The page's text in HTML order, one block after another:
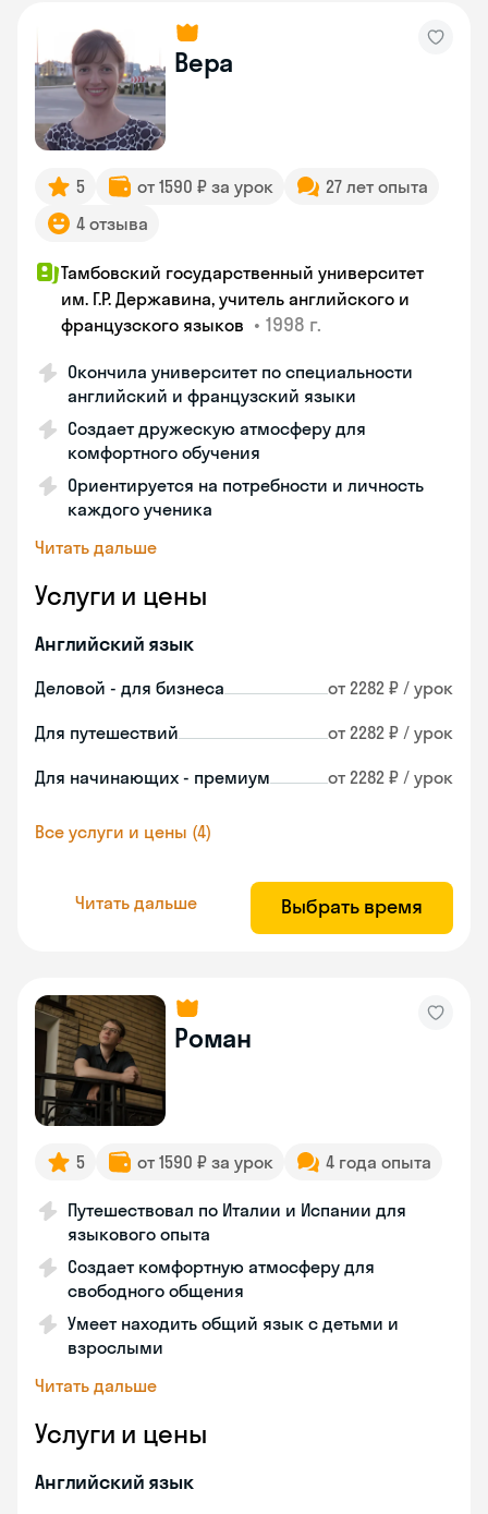
Вера
5 от 1590 ₽ за урок
27 лет опыта
4 отзыва
Тамбовский государственный университет
им. Г.Р. Державина, учитель английского и
французского языков • 1998 г.
Окончила университет по специальности
английский и французский языки
Создает дружескую атмосферу для
комфортного обучения
Ориентируется на потребности и личность
каждого ученика
Читать дальше
Услуги и цены
Английский язык
Деловой - для бизнеса от 2282 ₽ / урок
Для путешествий от 2282 ₽ / урок
Для начинающих - премиум от 2282 ₽ / урок
Все услуги и цены (4)
Читать дальше Выбрать время
Роман
5 от 1590 ₽ за урок 4 года опыта
Путешествовал по Италии и Испании для
языкового опыта
Создает комфортную атмосферу для
свободного общения
Умеет находить общий язык с детьми и
взрослыми
Читать дальше
Услуги и цены
Английский язык